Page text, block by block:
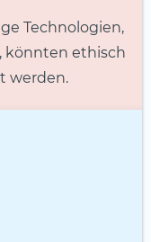
Technologien,
könnten ethisch
werden.